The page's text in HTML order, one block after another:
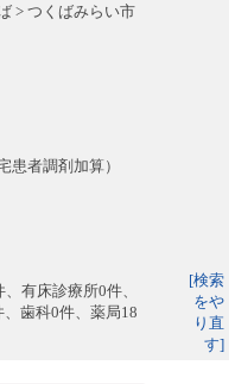
> つくばみらい市
患者調剤加算）
有床診療所0件、
歯科0件、薬局18
[検索
をや
り直
す]